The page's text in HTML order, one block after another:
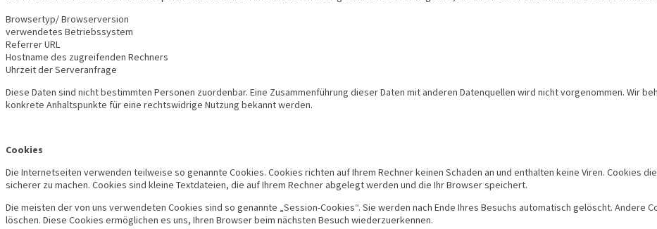
Browsertyp/ Browserversion
verwendetes Betriebssystem
Referrer URL
Hostname des zugreifenden Rechners
Uhrzeit der Serveranfrage
Diese Daten sind nicht bestimmten Personen zuordenbar. Eine Zusammenführung dieser Daten mit anderen Datenquellen wird nicht vorgenommen. Wir
konkrete Anhaltspunkte für eine rechtswidrige Nutzung bekannt werden.
Cookies
Die Internetseiten verwenden teilweise so genannte Cookies. Cookies richten auf Ihrem Rechner keinen Schaden an und enthalten keine Viren. Cookies
sicherer zu machen. Cookies sind kleine Textdateien, die auf Ihrem Rechner abgelegt werden und die Ihr Browser speichert.
Die meisten der von uns verwendeten Cookies sind so genannte „Session-Cookies“. Sie werden nach Ende Ihres Besuchs automatisch gelöscht. Andere
löschen. Diese Cookies ermöglichen es uns, Ihren Browser beim nächsten Besuch wiederzuerkennen.